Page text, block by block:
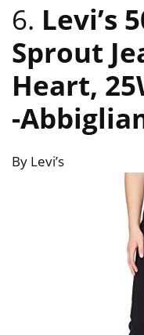
6. Levi’s
Sprout
Heart,
-
By Levi’s